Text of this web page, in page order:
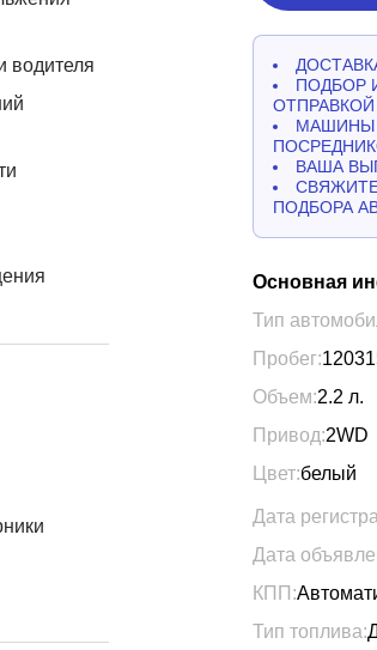
водителя
ПОДБОР
ОТПРАВКОЙ
МАШИНЫ
ВАША
ПОДБОРА
Основная
Тип
Пробег:
Объем:2.2 л.
Привод:2WD
Цвет:белый
Дата
Дата
КПП:
Тип топлива: